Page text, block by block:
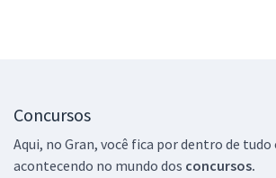
Concursos
Aqui, no Gran, você fica por dentro de tudo
acontecendo no mundo dos concursos.